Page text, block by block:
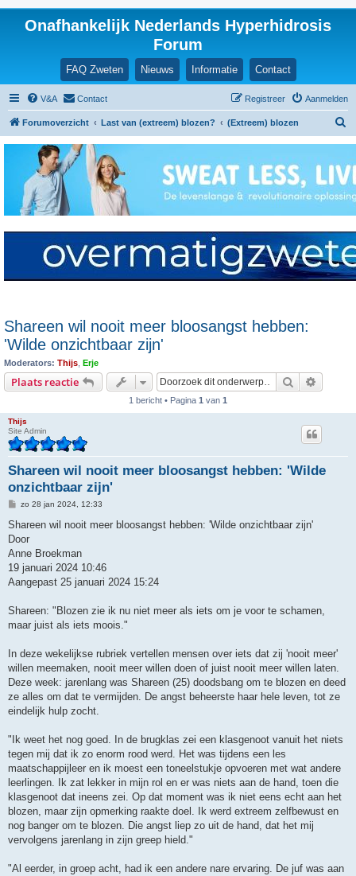
Onafhankelijk Nederlands Hyperhidrosis
Forum
FAQ Zweten Nieuws Informatie Contact
V&A Contact Aanmelden
Registreer
Forumoverzicht Last van (extreem) blozen? (Extreem) blozen
k
Shareen wil nooit meer bloosangst hebben:
'Wilde onzichtbaar zijn'
Moderators: Thijs Erje
Plaats reactie Zoek
1 bericht • Pagina 1 van 1
Thijs
Site Admin
Shareen wil nooit meer bloosangst hebben: 'Wilde
onzichtbaar zijn'
B
r
c
h
zo 28 jan 2024, 12:33
Shareen wil nooit meer bloosangst hebben: 'Wilde onzichtbaar zijn'
Door
Anne Broekman
19 januari 2024 10:46
Aangepast 25 januari 2024 15:24
Shareen: "Blozen zie ik nu niet meer als iets om je voor te schamen,
maar juist als iets moois."
In deze wekelijkse rubriek vertellen mensen over iets dat zij 'nooit meer'
willen meemaken, nooit meer willen doen of juist nooit meer willen laten.
Deze week: jarenlang was Shareen (25) doodsbang om te blozen en deed
ze alles om dat te vermijden. De angst beheerste haar hele leven, tot ze
eindelijk hulp zocht.
"Ik weet het nog goed. In de brugklas zei een klasgenoot vanuit het niets
tegen mij dat ik zo enorm rood werd. Het was tijdens een les
maatschappijleer en ik moest een toneelstukje opvoeren met wat andere
leerlingen. Ik zat lekker in mijn rol en er was niets aan de hand, toen die
klasgenoot dat ineens zei. Op dat moment was ik niet eens echt aan het
blozen, maar zijn opmerking raakte doel. Ik werd extreem zelfbewust en
nog banger om te blozen. Die angst liep zo uit de hand, dat het mij
vervolgens jarenlang in zijn greep hield."
"Al eerder, in groep acht, had ik een andere nare ervaring. De juf was aan